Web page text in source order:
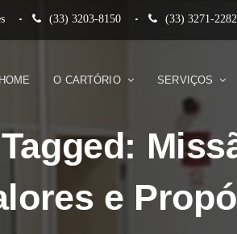
(33) 3203-8150 (33) 3271-2282
HOME O CARTÓRIO SERVIÇOS
e